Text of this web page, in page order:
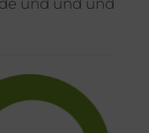
und und und